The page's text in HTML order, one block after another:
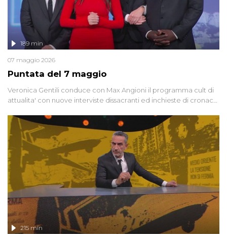
Puntata del 7 maggio
189 min
07 maggio 2026
Veronica Gentili conduce con Max Angioni il programma cult di
attualita' con nuove interviste dissacranti ed inchieste di cronaca
215 min